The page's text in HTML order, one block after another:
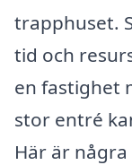
trapphuset.
tid och
en fastighet
stor entré
Här är